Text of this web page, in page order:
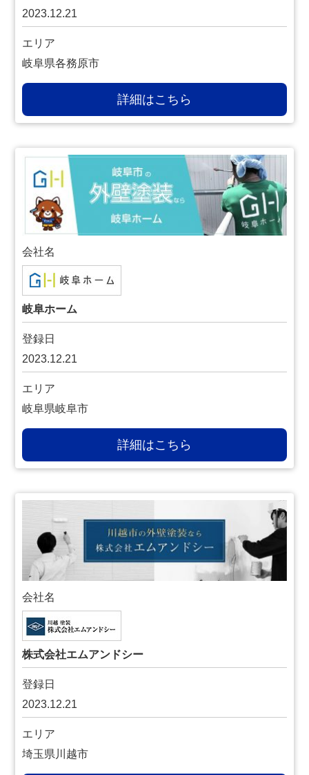
2023.12.21
エリア
岐阜県各務原市
詳細はこちら
会社名
岐阜ホーム
登録日
2023.12.21
エリア
岐阜県岐阜市
詳細はこちら
会社名
株式会社エムアンドシー
登録日
2023.12.21
エリア
埼玉県川越市